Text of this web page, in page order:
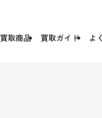
買取商品 買取ガイド よ